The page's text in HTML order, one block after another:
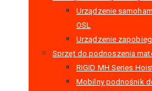
Urządzenie
OSL
Urządzenie
Sprzęt do podnoszenia
RIGID MH Series
Mobilny podnośnik